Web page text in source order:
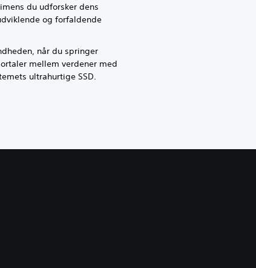
du udforsker dens
og forfaldende
når du springer
mellem verdener med
ultrahurtige SSD.